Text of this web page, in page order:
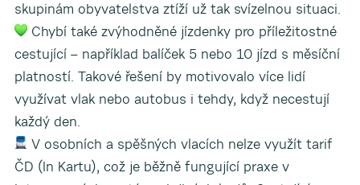
skupinám obyvatelstva ztíží už tak svízelnou situaci.
Chybí také zvýhodněné jízdenky pro příležitostné
cestující – například balíček 5 nebo 10 jízd s měsíční
platností. Takové řešení by motivovalo více lidí
využívat vlak nebo autobus i tehdy, když necestují
každý den.
V osobních a spěšných vlacích nelze využít tarif
ČD (In Kartu), což je běžně fungující praxe v